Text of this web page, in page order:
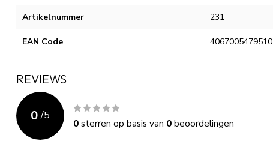
Artikelnummer 231
EAN Code 4067005479510
REVIEWS
0 /5
0sterren op basis van 0beoordelingen